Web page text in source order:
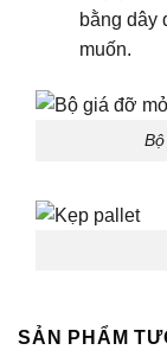
bằng dây
muốn.
SẢN PHẨM